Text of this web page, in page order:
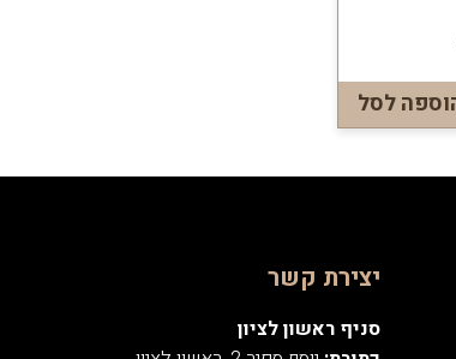
לסל
יצירת קשר
סניף ראשון לציון